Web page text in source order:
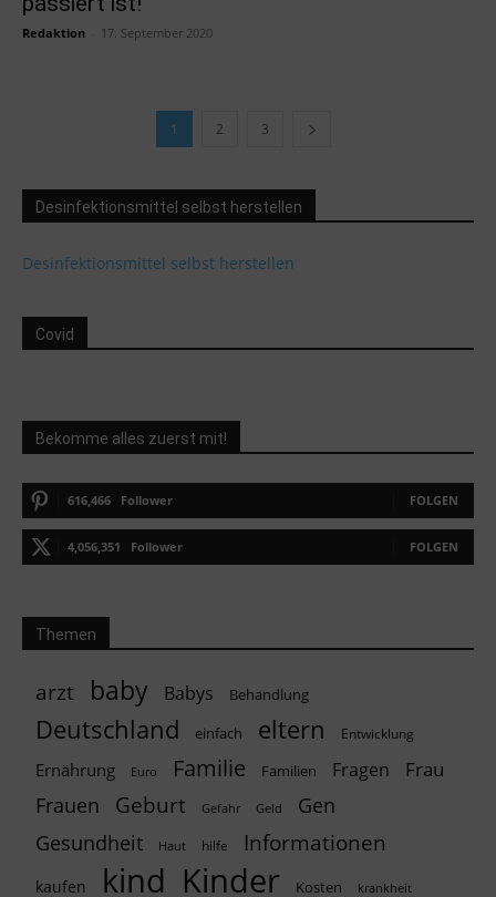
Redaktion 17. September 2020
1 2 3
Desinfektionsmittel selbst herstellen
Desinfektionsmittel selbst herstellen
Covid
Bekomme alles zuerst mit!
616,466 Follower FOLGEN
4,056,351 Follower FOLGEN
Themen
arzt baby Babys Behandlung
Deutschland einfach eltern Entwicklung
Ernährung Euro Familie Familien Fragen Frau
Frauen Geburt Gefahr Geld
Gen
Gesundheit
Haut hilfe Informationen
kaufen kind Kinder Kosten krankheit